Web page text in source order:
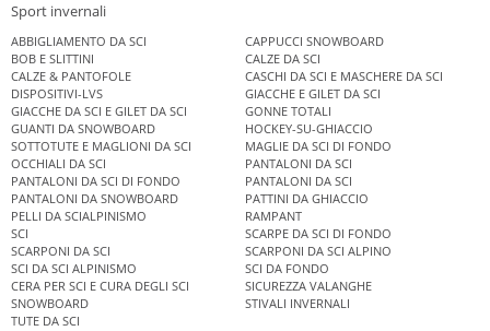
Sport invernali
ABBIGLIAMENTO DA SCI
CAPPUCCI SNOWBOARD
BOB E SLITTINI
CALZE DA SCI
CALZE & PANTOFOLE
CASCHI DA SCI E MASCHERE DA SCI
DISPOSITIVI-LVS
GIACCHE E GILET DA SCI
GIACCHE DA SCI E GILET DA SCI
GONNE TOTALI
GUANTI DA SNOWBOARD
HOCKEY-SU-GHIACCIO
SOTTOTUTE E MAGLIONI DA SCI
MAGLIE DA SCI DI FONDO
OCCHIALI DA SCI
PANTALONI DA SCI
PANTALONI DA SCI DI FONDO
PANTALONI DA SCI
PANTALONI DA SNOWBOARD
PATTINI DA GHIACCIO
PELLI DA SCIALPINISMO
RAMPANT
SCI
SCARPE DA SCI DI FONDO
SCARPONI DA SCI
SCARPONI DA SCI ALPINO
SCI DA SCI ALPINISMO
SCI DA FONDO
CERA PER SCI E CURA DEGLI SCI
SICUREZZA VALANGHE
SNOWBOARD
STIVALI INVERNALI
TUTE DA SCI